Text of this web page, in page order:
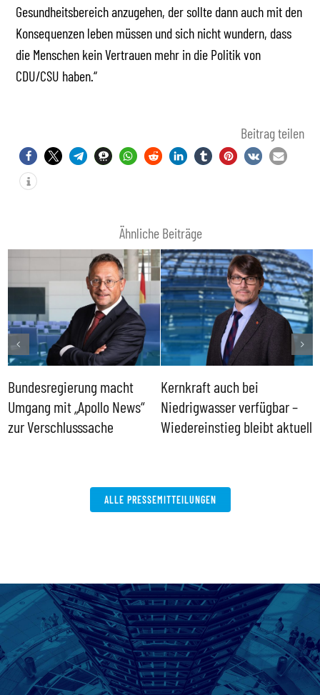
Gesundheitsbereich anzugehen, der sollte dann auch mit den
Konsequenzen leben müssen und sich nicht wundern, dass
die Menschen kein Vertrauen mehr in die Politik von
CDU/CSU haben.“
Beitrag teilen
Ähnliche Beiträge
Bundesregierung macht
Umgang mit „Apollo News“
zur Verschlusssache
Kernkraft auch bei
Niedrigwasser verfügbar –
Wiedereinstieg bleibt aktuell
ALLE PRESSEMITTEILUNGEN